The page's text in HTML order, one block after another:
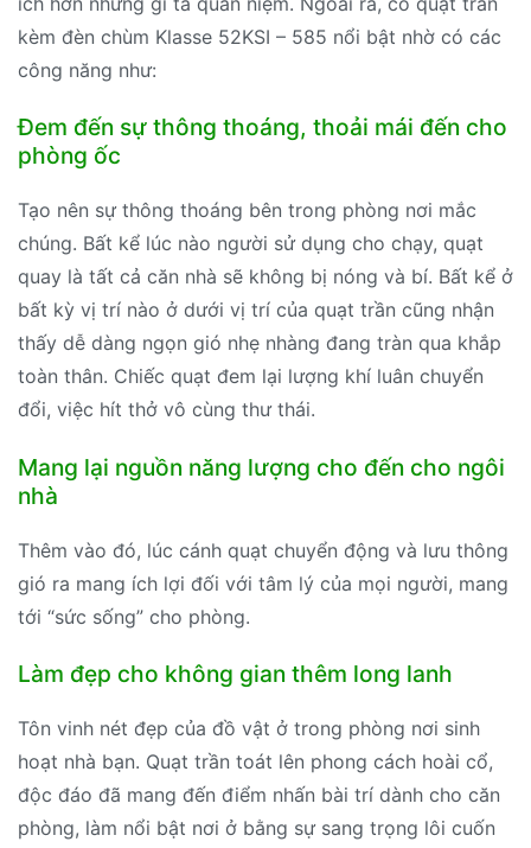
kèm đèn chùm Klasse 52KSI – 585 nổi bật nhờ có các
công năng như:
Đem đến sự thông thoáng, thoải mái đến cho
phòng ốc
Tạo nên sự thông thoáng bên trong phòng nơi mắc
chúng. Bất kể lúc nào người sử dụng cho chạy, quạt
quay là tất cả căn nhà sẽ không bị nóng và bí. Bất kể ở
bất kỳ vị trí nào ở dưới vị trí của quạt trần cũng nhận
thấy dễ dàng ngọn gió nhẹ nhàng đang tràn qua khắp
toàn thân. Chiếc quạt đem lại lượng khí luân chuyển
đổi, việc hít thở vô cùng thư thái.
Mang lại nguồn năng lượng cho đến cho ngôi
nhà
Thêm vào đó, lúc cánh quạt chuyển động và lưu thông
gió ra mang ích lợi đối với tâm lý của mọi người, mang
tới “sức sống” cho phòng.
Làm đẹp cho không gian thêm long lanh
Tôn vinh nét đẹp của đồ vật ở trong phòng nơi sinh
hoạt nhà bạn. Quạt trần toát lên phong cách hoài cổ,
độc đáo đã mang đến điểm nhấn bài trí dành cho căn
phòng, làm nổi bật nơi ở bằng sự sang trọng lôi cuốn